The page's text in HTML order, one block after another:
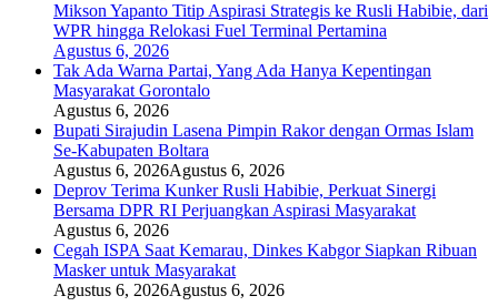
Mikson Yapanto Titip Aspirasi Strategis ke Rusli Habibie, dari
WPR hingga Relokasi Fuel Terminal Pertamina
Agustus 6, 2026
Tak Ada Warna Partai, Yang Ada Hanya Kepentingan
Masyarakat Gorontalo
Agustus 6, 2026
Bupati Sirajudin Lasena Pimpin Rakor dengan Ormas Islam
Se-Kabupaten Boltara
Agustus 6, 2026Agustus 6, 2026
Deprov Terima Kunker Rusli Habibie, Perkuat Sinergi
Bersama DPR RI Perjuangkan Aspirasi Masyarakat
Agustus 6, 2026
Cegah ISPA Saat Kemarau, Dinkes Kabgor Siapkan Ribuan
Masker untuk Masyarakat
Agustus 6, 2026Agustus 6, 2026